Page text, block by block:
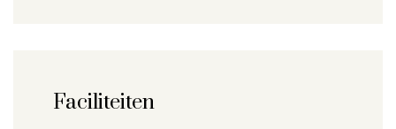
Faciliteiten